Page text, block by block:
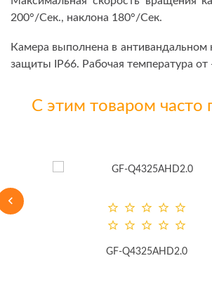
200°/Сек., наклона 180°/Сек.
Камера выполнена в антивандальном
защиты IP66. Рабочая температура
С этим товаром часто
GF-Q4325AHD2.0